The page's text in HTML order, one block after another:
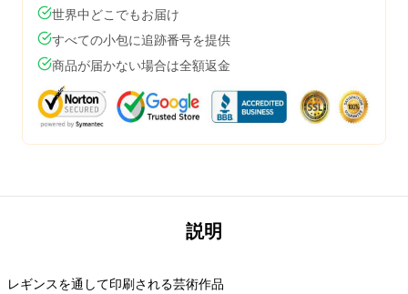
世界中どこでもお届け
すべての小包に追跡番号を提供
商品が届かない場合は全額返金
説明
レギンスを通して印刷される芸術作品